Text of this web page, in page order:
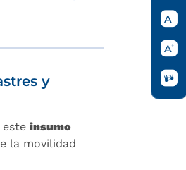
y
este insumo
la movilidad